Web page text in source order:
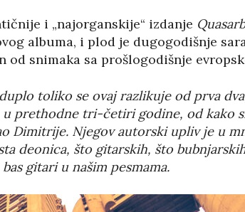
i „najorganskije“ izdanje
albuma, i plod je dugogodišnje
snimaka sa prošlogodišnje
toliko se ovaj razlikuje od prva
prethodne tri-četiri godine, od kako
Dimitrije. Njegov autorski upliv je u
deonica, što gitarskih, što
gitari u našim pesmama.